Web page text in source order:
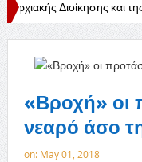
και της Κυβέρνησης
«Βροχή» οι
νεαρό άσο
on: May 01, 2018